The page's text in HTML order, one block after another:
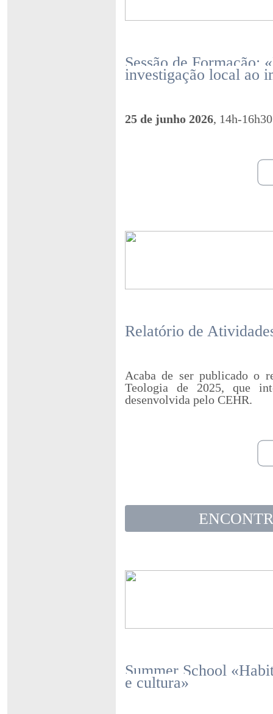
Sessão de Formação:
investigação local ao
25 de junho 2026, 14h-
Relatório de
Acaba de ser publicado o
Teologia de 2025, que
desenvolvida pelo CEHR.
Summer School
e cultura»